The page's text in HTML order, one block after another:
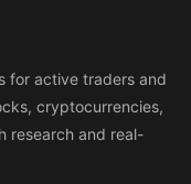
for active traders and
cryptocurrencies,
research and real-